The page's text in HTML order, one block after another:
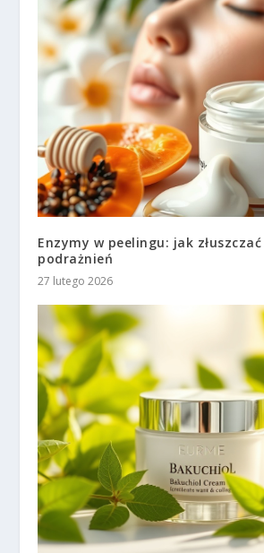
Enzymy w peelingu: jak
podrażnień
27 lutego 2026